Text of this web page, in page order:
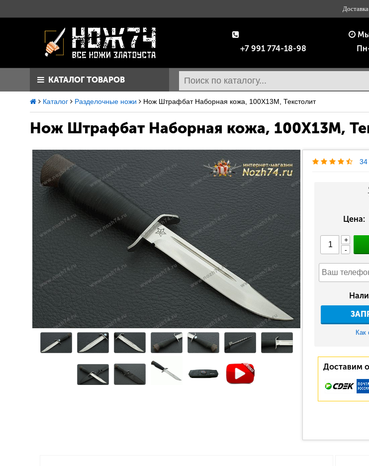
+7 991 774-18-98
Пн-
КАТАЛОГ ТОВАРОВ
Каталог Разделочные ножи Нож Штрафбат Наборная кожа, 100Х13М, Текстолит
Нож Штрафбат Наборная кожа, 100Х13М,
34
Цена:
+
-
Как
Доставим